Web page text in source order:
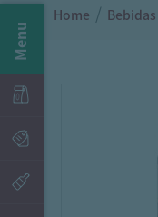
Menu
Home / Bebidas